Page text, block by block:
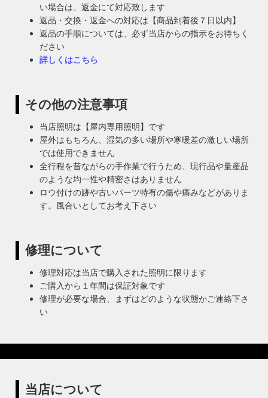
い場合は、返金にて対応致します
返品・交換・返金への対応は【商品到着後７日以内】
返品の手順については、必ず当店からの指示をお待ちく
ださい
詳しくはこちら
その他の注意事項
当店照明は【屋内専用照明】です
屋外はもちろん、湿気の多い場所や寒暖差の激しい場所
では使用できません
全行程を昔ながらの手作業で行うため、現行品や量産品
のような均一性や精密さはありません
ロウ付けの跡や古いパーツ特有の傷や痛みなどがありま
す。風合いとしてお考え下さい
修理について
修理対応は当店で購入された照明に限ります
ご購入から１年間は保証対象です
修理が必要な場合、まずはどのような状態かご連絡下さ
い
当店について